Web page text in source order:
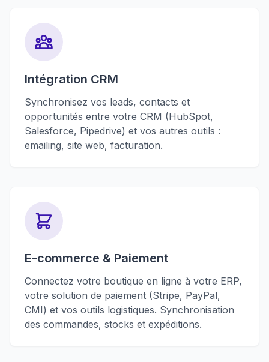
Intégration CRM
Synchronisez vos leads, contacts et
opportunités entre votre CRM (HubSpot,
Salesforce, Pipedrive) et vos autres outils :
emailing, site web, facturation.
E-commerce & Paiement
Connectez votre boutique en ligne à votre ERP,
votre solution de paiement (Stripe, PayPal,
CMI) et vos outils logistiques. Synchronisation
des commandes, stocks et expéditions.